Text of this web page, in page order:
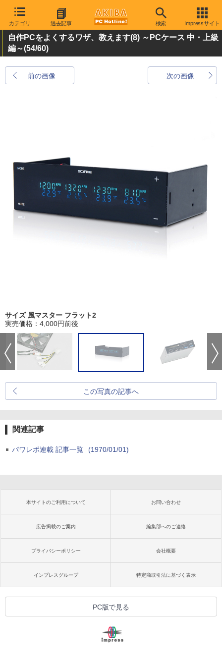
カテゴリ 過去記事 検索 Impressサイト
自作PCをよくするワザ、教えます(8) ～PCケース 中・上級
編～(54/60)
前の画像 次の画像
サイズ 風マスター フラット2
実売価格：4,000円前後
この写真の記事へ
関連記事
パワレポ連載 記事一覧 (1970/01/01)
本サイトのご利用について お問い合わせ
広告掲載のご案内 編集部へのご連絡
プライバシーポリシー 会社概要
インプレスグループ 特定商取引法に基づく表示
PC版で見る